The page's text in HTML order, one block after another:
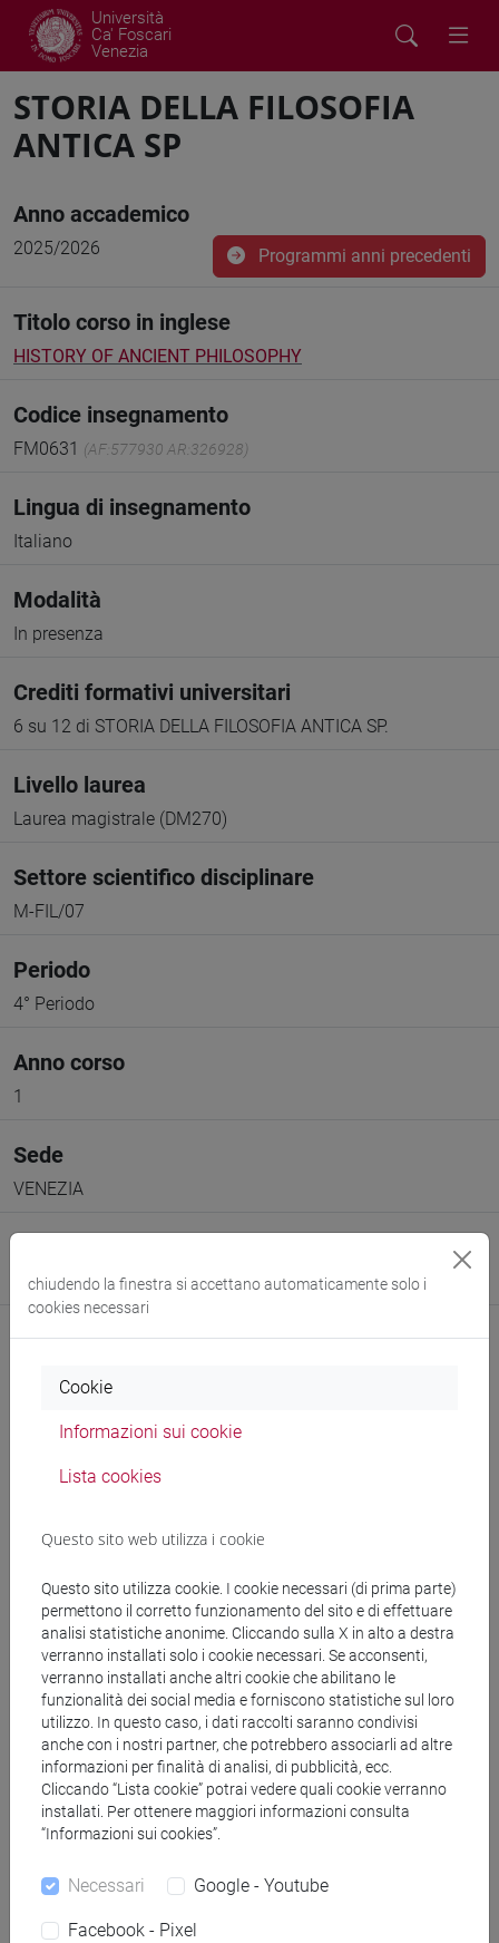
Università
Ca' Foscari
Venezia
STORIA DELLA FILOSOFIA
ANTICA SP
Anno accademico
2025/2026 Programmi anni precedenti
Titolo corso in inglese
HISTORY OF ANCIENT PHILOSOPHY
Codice insegnamento
FM0631 (AF:577930 AR:326928)
Lingua di insegnamento
Italiano
Modalità
In presenza
Crediti formativi universitari
6 su 12 di STORIA DELLA FILOSOFIA ANTICA SP.
Livello laurea
Laurea magistrale (DM270)
Settore scientifico disciplinare
M-FIL/07
Periodo
4° Periodo
Anno corso
1
Sede
VENEZIA
Link allo spazio del corso
Docenti e corsi di laurea
Programma
Genera calendario XLS
Copia questo URL per importare gli orari nel tuo Google
Calendar:
https://www.unive.it/data/ajax/Didattica/generaics?
cache=-1&afid=577930
Orario settimanale
chiudendo la finestra si accettano automaticamente solo i
cookies necessari
Cookie
Informazioni sui cookie
Lista cookies
Questo sito web utilizza i cookie
Questo sito utilizza cookie. I cookie necessari (di prima parte)
permettono il corretto funzionamento del sito e di effettuare
analisi statistiche anonime. Cliccando sulla X in alto a destra
verranno installati solo i cookie necessari. Se acconsenti,
verranno installati anche altri cookie che abilitano le
funzionalità dei social media e forniscono statistiche sul loro
utilizzo. In questo caso, i dati raccolti saranno condivisi
anche con i nostri partner, che potrebbero associarli ad altre
informazioni per finalità di analisi, di pubblicità, ecc.
Cliccando “Lista cookie” potrai vedere quali cookie verranno
installati. Per ottenere maggiori informazioni consulta
“Informazioni sui cookies”.
Necessari Google - Youtube
Facebook - Pixel